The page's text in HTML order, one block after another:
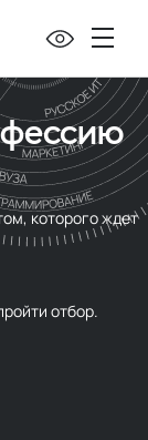
которого ждет
отбор.